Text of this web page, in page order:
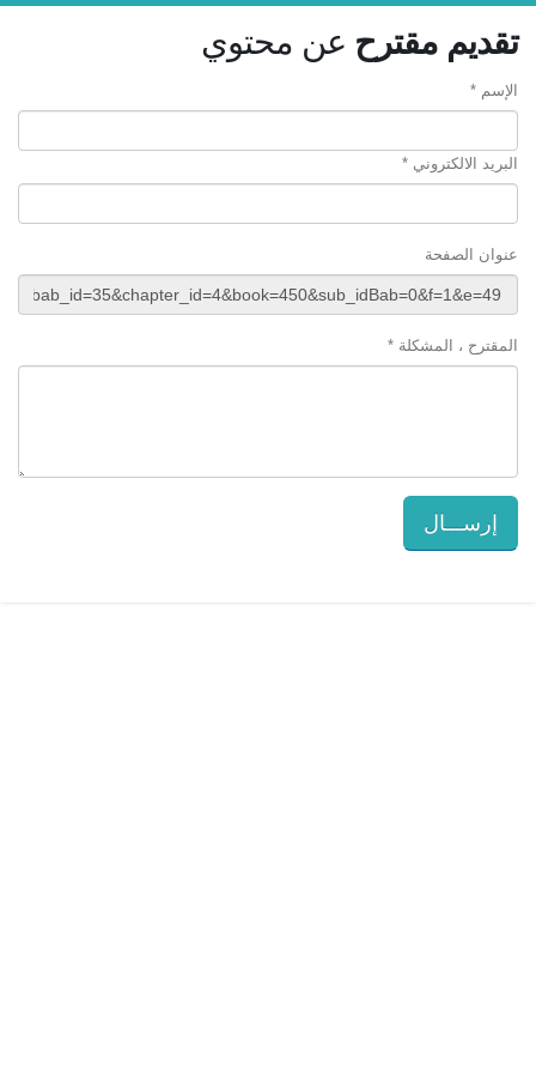
تقديم مقترح عن محتوي
الإسم *
البريد الالكتروني *
عنوان الصفحة
المقترح ، المشكلة *